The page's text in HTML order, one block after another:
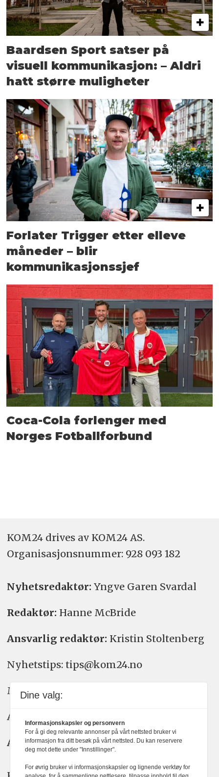
Baardsen Sport satser på
visuell kommunikasjon: – Aldri
hatt større muligheter
Forlater Trigger etter elleve
måneder – blir
kommunikasjonssjef
Coca-Cola forlenger med
Norges Fotballforbund
KOM24 drives av KOM24 AS.
Organisasjons­nummer: 928 093 182
Nyhetsredaktør: Yngve Garen Svardal
Redaktør: Hanne McBride
Ansvarlig redaktør: Kristin Stoltenberg
Nyhetstips: tips@kom24.no
Meninger: meninger@kom24.no
Annonse: annonse@watchmedia.no
Abonnement:kom24@watchmedia.no
Dine valg:
Informasjonskapsler og personvern
For å gi deg relevante annonser på vårt nettsted bruker vi
informasjon fra ditt besøk på vårt nettsted. Du kan reservere
deg mot dette under "Innstillinger".
For øvrig bruker vi informasjonskapsler og lignende verktøy for